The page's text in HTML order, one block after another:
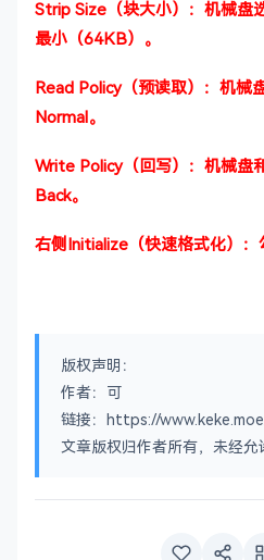
Strip Size（块大小）：机械盘
最小（64KB）。
Read Policy（预读取）：机械
Normal。
Write Policy（回写）：机械盘
Back。
右侧Initialize（快速格式化）：
版权声明：
作者：可
链接：https://
文章版权归作者所有，未经允